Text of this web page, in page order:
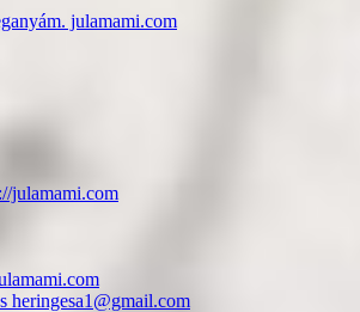
julamami.com
julamami.com
heringesa1@gmail.com